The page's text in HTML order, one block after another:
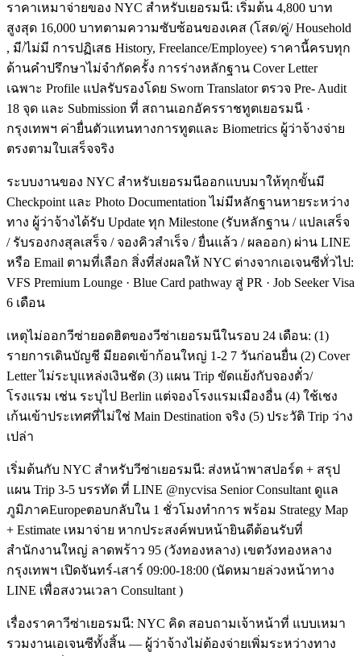
ราคาเหมาจ่ายของ NYC สำหรับเยอรมนี: เริ่มต้น 4,800 บาท
สูงสุด 16,000 บาทตามความซับซ้อนของเคส (โสด/คู่/ Household
, มี/ไม่มี การปฏิเสธ History, Freelance/Employee) ราคานี้ครบทุก
ด้านคำปรึกษาไม่จำกัดครั้ง การร่างหลักฐาน Cover Letter
เฉพาะ Profile แปลรับรองโดย Sworn Translator ตรวจ Pre- Audit
18 จุด และ Submission ที่ สถานเอกอัครราชทูตเยอรมนี ·
กรุงเทพฯ ค่ายื่นตัวแทนทางการทูตและ Biometrics ผู้ว่าจ้างจ่าย
ตรงตามใบเสร็จจริง
ระบบงานของ NYC สำหรับเยอรมนีออกแบบมาให้ทุกขั้นมี
Checkpoint และ Photo Documentation ไม่มีหลักฐานหายระหว่าง
ทาง ผู้ว่าจ้างได้รับ Update ทุก Milestone (รับหลักฐาน / แปลเสร็จ
/ รับรองกงสุลเสร็จ / จองคิวสำเร็จ / ยื่นแล้ว / ผลออก) ผ่าน LINE
หรือ Email ตามที่เลือก สิ่งที่ส่งผลให้ NYC ต่างจากเอเจนซีทั่วไป:
VFS Premium Lounge · Blue Card pathway สู่ PR · Job Seeker Visa
6 เดือน
เหตุไม่ออกวีซ่ายอดฮิตของวีซ่าเยอรมนีในรอบ 24 เดือน: (1)
รายการเดินบัญชี มียอดเข้าก้อนใหญ่ 1-2 7 วันก่อนยื่น (2) Cover
Letter ไม่ระบุแหล่งเงินชัด (3) แผน Trip ขัดแย้งกับจองตั๋ว/
โรงแรม เช่น ระบุไป Berlin แต่จองโรงแรมเมืองอื่น (4) ใช้เชง
เก้นเข้าประเทศที่ไม่ใช่ Main Destination จริง (5) ประวัติ Trip ว่าง
เปล่า
เริ่มต้นกับ NYC สำหรับวีซ่าเยอรมนี: ส่งหน้าพาสปอร์ต + สรุป
แผน Trip 3-5 บรรทัด ที่ LINE @nycvisa Senior Consultant ดูแล
ภูมิภาคEuropeตอบกลับใน 1 ชั่วโมงทำการ พร้อม Strategy Map
+ Estimate เหมาจ่าย หากประสงค์พบหน้ายินดีต้อนรับที่
สำนักงานใหญ่ ลาดพร้าว 95 (วังทองหลาง) เขตวังทองหลาง
กรุงเทพฯ เปิดจันทร์-เสาร์ 09:00-18:00 (นัดหมายล่วงหน้าทาง
LINE เพื่อสงวนเวลา Consultant )
เรื่องราคาวีซ่าเยอรมนี: NYC คิด สอบถามเจ้าหน้าที่ แบบเหมา
รวมงานเอเจนซีทั้งสิ้น — ผู้ว่าจ้างไม่ต้องจ่ายเพิ่มระหว่างทาง